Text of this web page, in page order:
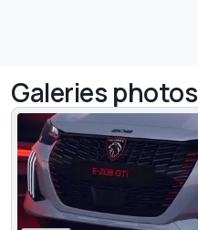
Galeries photos